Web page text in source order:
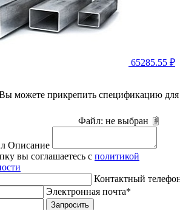
65285.55 ₽
можете прикрепить спецификацию для
Файл: не выбран
Описание
вы соглашаетесь с политикой
Контактный
Электронная почта*
Запросить